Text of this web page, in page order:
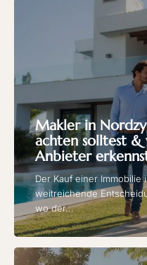
Makler in
achten solltest &
Anbieter
Der Kauf einer Immobilie
weitreichende
wo der...